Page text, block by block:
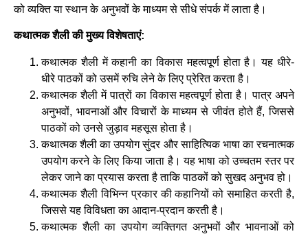
को व्यक्ति या स्थान के अनुभवों के माध्यम से सीधे संपर्क में लाता है।
कथात्मक शैली की मुख्य विशेषताएं:
कथात्मक शैली में कहानी का विकास महत्वपूर्ण होता है। यह धीरे-
धीरे पाठकों को उसमें रुचि लेने के लिए प्रेरित करता है।
कथात्मक शैली में पात्रों का विकास महत्वपूर्ण होता है। पात्र अपने
अनुभवों, भावनाओं और विचारों के माध्यम से जीवंत होते हैं, जिससे
पाठकों को उनसे जुड़ाव महसूस होता है।
कथात्मक शैली का उपयोग सुंदर और साहित्यिक भाषा का रचनात्मक
उपयोग करने के लिए किया जाता है। यह भाषा को उच्चतम स्तर पर
लेकर जाने का प्रयास करता है ताकि पाठकों को सुखद अनुभव हो।
कथात्मक शैली विभिन्न प्रकार की कहानियों को समाहित करती है,
जिससे यह विविधता का आदान-प्रदान करती है।
कथात्मक शैली का उपयोग व्यक्तिगत अनुभवों और भावनाओं को